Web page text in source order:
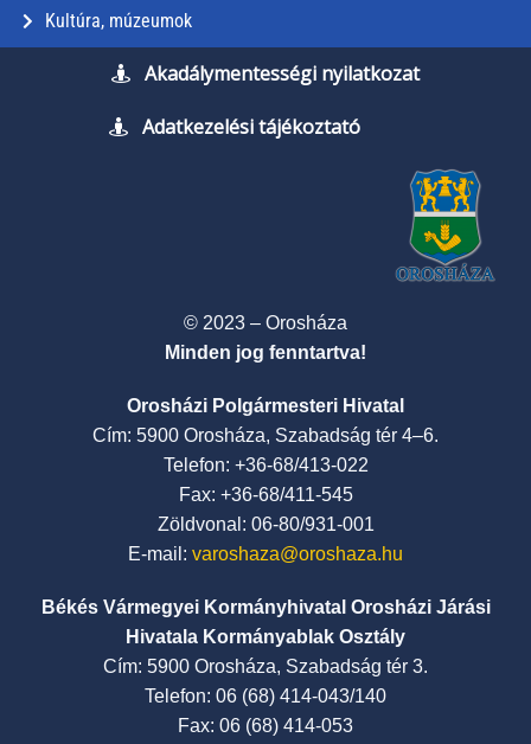
Kultúra, múzeumok
Akadálymentességi nyilatkozat
Adatkezelési tájékoztató
© 2023 – Orosháza
Minden jog fenntartva!
Orosházi Polgármesteri Hivatal
Cím: 5900 Orosháza, Szabadság tér 4–6.
Telefon: +36-68/413-022
Fax: +36-68/411-545
Zöldvonal: 06-80/931-001
E-mail: varoshaza@oroshaza.hu
Békés Vármegyei Kormányhivatal Orosházi Járási
Hivatala Kormányablak Osztály
Cím: 5900 Orosháza, Szabadság tér 3.
Telefon: 06 (68) 414-043/140
Fax: 06 (68) 414-053